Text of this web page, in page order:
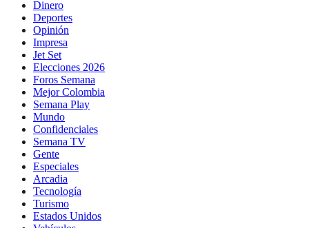
Dinero
Deportes
Opinión
Impresa
Jet Set
Elecciones 2026
Foros Semana
Mejor Colombia
Semana Play
Mundo
Confidenciales
Semana TV
Gente
Especiales
Arcadia
Tecnología
Turismo
Estados Unidos